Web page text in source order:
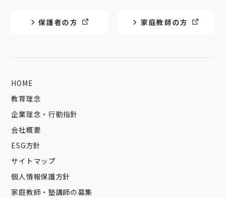
保護者の方 家庭教師の方
HOME
教育理念
企業理念・行動指針
会社概要
ESG方針
サイトマップ
個人情報保護方針
家庭教師・塾講師の募集